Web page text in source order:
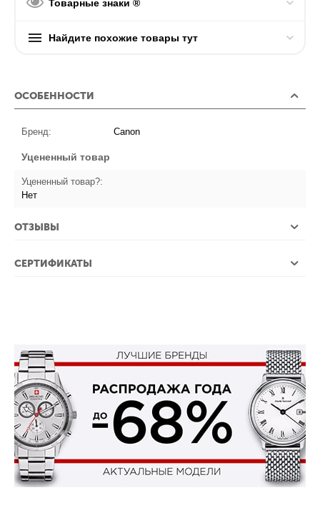
Товарные знаки ®
Найдите похожие товары тут
ОСОБЕННОСТИ
Бренд: Canon
Уцененный товар
Уцененный товар?:
Нет
ОТЗЫВЫ
СЕРТИФИКАТЫ